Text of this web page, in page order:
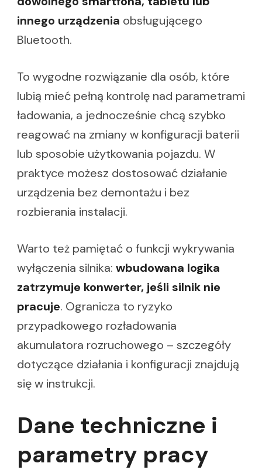
innego urządzenia obsługującego
Bluetooth.
To wygodne rozwiązanie dla osób, które
lubią mieć pełną kontrolę nad parametrami
ładowania, a jednocześnie chcą szybko
reagować na zmiany w konfiguracji baterii
lub sposobie użytkowania pojazdu. W
praktyce możesz dostosować działanie
urządzenia bez demontażu i bez
rozbierania instalacji.
Warto też pamiętać o funkcji wykrywania
wyłączenia silnika: wbudowana logika
zatrzymuje konwerter, jeśli silnik nie
pracuje. Ogranicza to ryzyko
przypadkowego rozładowania
akumulatora rozruchowego – szczegóły
dotyczące działania i konfiguracji znajdują
się w instrukcji.
Dane techniczne i
parametry pracy